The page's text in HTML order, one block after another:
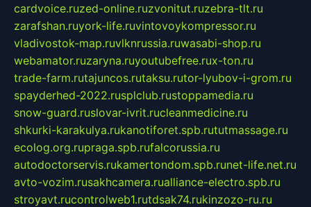
cardvoice.ruzed-online.ruzvonitut.ruzebra-tlt.ru
zarafshan.ruyork-life.ruvintovoykompressor.ru
vladivostok-map.ruvlknrussia.ruwasabi-shop.ru
webamator.ruzaryna.ruyoutubefree.rux-ton.ru
trade-farm.rutajuncos.rutaksu.rutor-lyubov-i-grom.ru
spayderhed-2022.rusplclub.rustoppamedia.ru
snow-guard.ruslovar-ivrit.rucleanmedicine.ru
shkurki-karakulya.rukanotiforet.spb.rututmassage.ru
ecolog.org.rupraga.spb.rufalcorussia.ru
autodoctorservis.rukamertondom.spb.runet-life.net.ru
avto-vozim.rusakhcamera.rualliance-electro.spb.ru
stroyavt.rucontrolweb1.rutdsak74.rukinzozo-ru.ru